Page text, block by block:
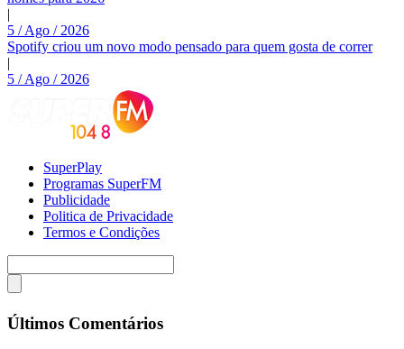
|
5 / Ago / 2026
Spotify criou um novo modo pensado para quem gosta de correr
|
5 / Ago / 2026
SuperPlay
Programas SuperFM
Publicidade
Politica de Privacidade
Termos e Condições
Últimos Comentários